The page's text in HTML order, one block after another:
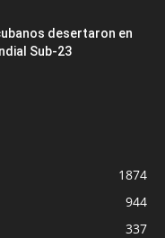
desertaron en
Sub-23
1874
944
337